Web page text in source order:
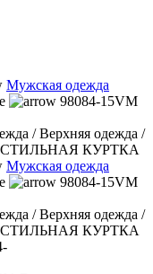
Мужская одежда
98084-15VM
/Верхняя одежда /
КУРТКА
Мужская одежда
98084-15VM
/Верхняя одежда /
КУРТКА